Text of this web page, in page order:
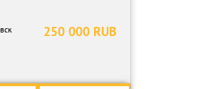
250 000 RUB